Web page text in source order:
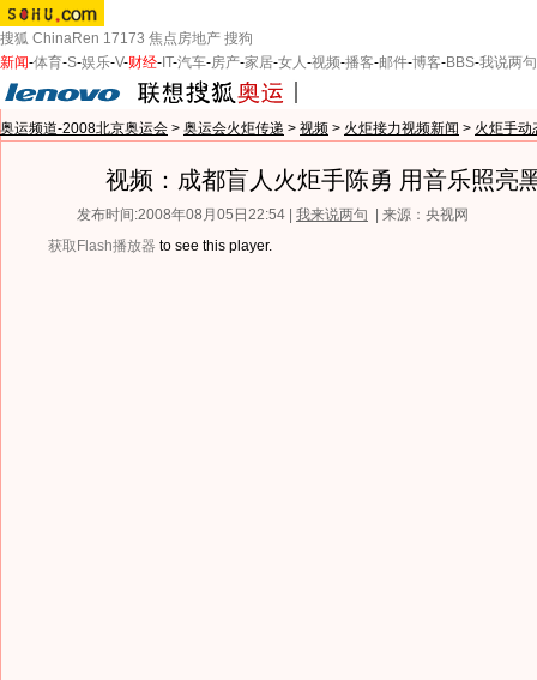
搜狐 ChinaRen 17173 焦点房地产 搜狗
新闻-体育-S-娱乐-V-财经- IT-汽车-房产-家居-女人-视频-播客-邮件-博客-BBS-我说两句
奥运频道-2008北京奥运会 > 奥运会火炬传递 > 视频 > 火炬接力视频新闻 > 火炬手动
视频：成都盲人火炬手陈勇 用音乐照亮
发布时间:2008年08月05日22:54 | 我来说两句
| 来源：央视网
获取Flash播放器 to see this player.